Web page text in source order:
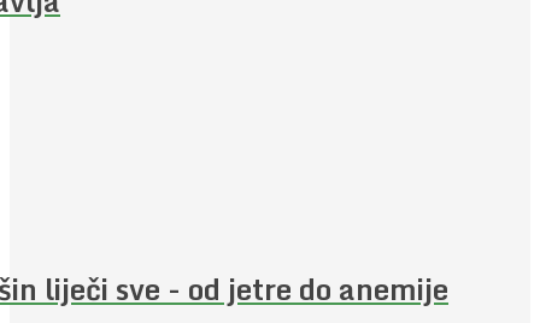
liječi sve - od jetre do anemije